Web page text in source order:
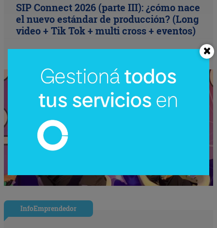
SIP Connect 2026 (parte III): ¿cómo nace
el nuevo estándar de producción? (Long
video + Tik Tok + multi cross + eventos)
InfoEmprendedor